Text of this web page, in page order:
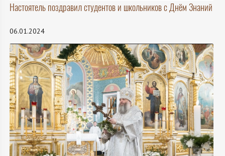
Настоятель поздравил студентов и школьников с Днём Знаний
06.01.2024